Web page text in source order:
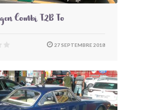
Combi T2B To
27 SEPTEMBRE 2018